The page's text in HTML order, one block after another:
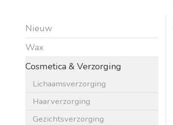
Nieuw
Wax
Cosmetica & Verzorging
Lichaamsverzorging
Haarverzorging
Gezichtsverzorging